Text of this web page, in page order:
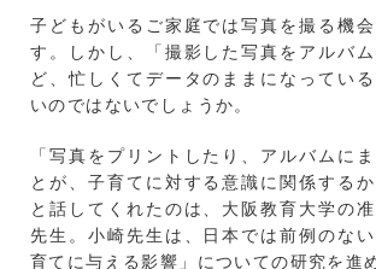
子どもがいるご家庭では写真を撮る機
す。しかし、「撮影した写真をアルバ
ど、忙しくてデータのままになってい
いのではないでしょうか。
「写真をプリントしたり、アルバムに
とが、子育てに対する意識に関係するか
と話してくれたのは、大阪教育大学の
先生。小崎先生は、日本では前例のな
育てに与える影響」についての研究を進